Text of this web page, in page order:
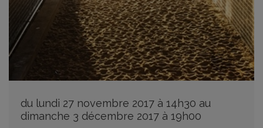
du lundi 27 novembre 2017 à 14h30 au
dimanche 3 décembre 2017 à 19h00